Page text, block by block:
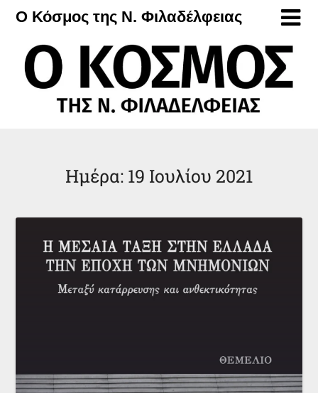
Μετάβαση
περιεχόμενο
Ο Κόσμος της Ν. Φιλαδέλφειας
Ημέρα: 19 Ιουλίου 2021